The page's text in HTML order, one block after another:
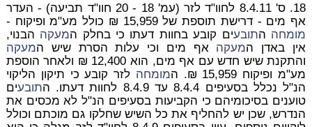
18.
ס' 8.4.11 לחוו"ד לזר (עמ' 18 - 20 חוו"ד תביעה) - העדר
אף מים - דרישת תוספת של 15,959 ₪ כולל מע"מ ופיקוח
-
מומחה התובעים קובע בחוות דעתו כי בחלק המעקה הבנוי,
אין באדן המעקה אף מים וכי עלות הסרת שיש המעקה
והתקנת שיש חדש עם אף מים, הוא 12,400 ₪ ולאחר הוספת
מע"מ ופיקוח 15,959 ₪. ה
מומחה לזר קובע כי תיקון הליקוי
הנ"ל נכלל בסעיפים 8.4.4 עד 8.4.9 לחוות דעתו. ה
תובעים
טוענים בסיכומיהם כי הקביעות בסעיפים הנ"ל לא מכסים את
הנדרש, שכן יש להחליף את כל השיש שחלקו גם מוכתם וכולל